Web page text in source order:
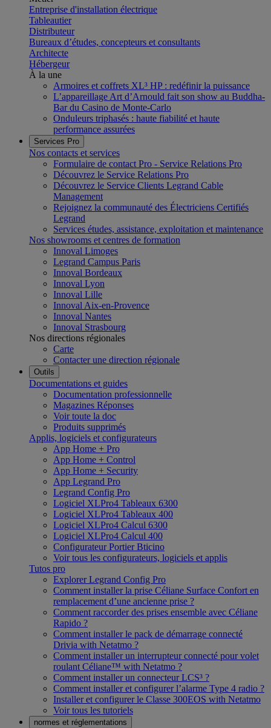
Entreprise d'installation électrique
Tableautier
Distributeur
Bureaux d’études, concepteurs et consultants
Architecte
Hébergeur
À la une
Armoires et coffrets XL³ HP : redéfinir la puissance
L’appareillage Art d’Arnould fait son show au Buddha-
Bar du Casino de Monte-Carlo
Onduleurs triphasés : haute fiabilité et haute
performance assurées
Services Pro
Nos contacts et services
Formulaire de contact Pro - Service Relations Pro
Découvrez le Service Relations Pro
Découvrez le Service Clients Legrand Cable
Management
Rejoignez la communauté des Électriciens Certifiés
Legrand
Services études, assistance, exploitation et maintenance
Nos showrooms et centres de formation
Innoval Limoges
Legrand Campus Paris
Innoval Bordeaux
Innoval Lyon
Innoval Lille
Innoval Aix-en-Provence
Innoval Nantes
Innoval Strasbourg
Nos directions régionales
Carte
Contacter une direction régionale
Outils
Documentations et guides
Documentation professionnelle
Magazines Réponses
Voir toute la doc
Produits supprimés
Applis, logiciels et configurateurs
App Home + Pro
App Home + Control
App Home + Security
App Legrand Pro
Legrand Config Pro
Logiciel XLPro4 Tableaux 6300
Logiciel XLPro4 Tableaux 400
Logiciel XLPro4 Calcul 6300
Logiciel XLPro4 Calcul 400
Configurateur Portier Bticino
Voir tous les configurateurs, logiciels et applis
Tutos pro
Explorer Legrand Config Pro
Comment installer la prise Céliane Surface Confort en
remplacement d’une ancienne prise ?
Comment raccorder des prises ensemble avec Céliane
Rapido ?
Comment installer le pack de démarrage connecté
Drivia with Netatmo ?
Comment installer un interrupteur connecté pour volet
roulant Céliane™ with Netatmo ?
Comment installer un connecteur LCS³ ?
Comment installer et configurer l’alarme Type 4 radio ?
Installer et configurer le Classe 300EOS with Netatmo
Voir tous les tutoriels
normes et réglementations